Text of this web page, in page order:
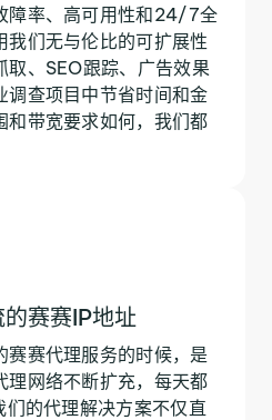
障率、高可用性和24/7全
我们无与伦比的可扩展性
取、SEO跟踪、广告效果
调查项目中节省时间和金
和带宽要求如何，我们都
赛赛IP地址
赛赛代理服务的时候，是
理网络不断扩充，每天都
的代理解决方案不仅直